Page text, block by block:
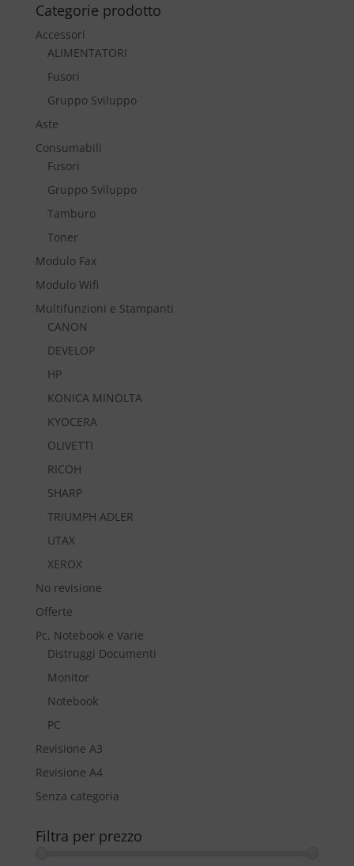
Categorie prodotto
Accessori
ALIMENTATORI
Fusori
Gruppo Sviluppo
Aste
Consumabili
Fusori
Gruppo Sviluppo
Tamburo
Toner
Modulo Fax
Modulo Wifi
Multifunzioni e Stampanti
CANON
DEVELOP
HP
KONICA MINOLTA
KYOCERA
OLIVETTI
RICOH
SHARP
TRIUMPH ADLER
UTAX
XEROX
No revisione
Offerte
Pc, Notebook e Varie
Distruggi Documenti
Monitor
Notebook
PC
Revisione A3
Revisione A4
Senza categoria
Filtra per prezzo